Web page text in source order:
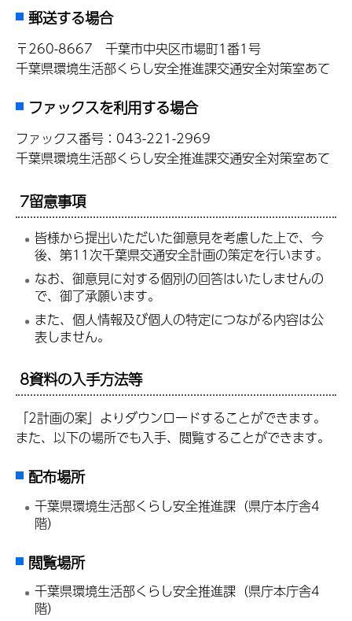
郵送する場合
〒260-8667 千葉市中央区市場町1番1号
千葉県環境生活部くらし安全推進課交通安全対策室あて
ファックスを利用する場合
ファックス番号：043-221-2969
千葉県環境生活部くらし安全推進課交通安全対策室あて
7留意事項
皆様から提出いただいた御意見を考慮した上で、今
後、第11次千葉県交通安全計画の策定を行います。
なお、御意見に対する個別の回答はいたしませんの
で、御了承願います。
また、個人情報及び個人の特定につながる内容は公
表しません。
8資料の入手方法等
「2計画の案」よりダウンロードすることができます。
また、以下の場所でも入手、閲覧することができます。
配布場所
千葉県環境生活部くらし安全推進課（県庁本庁舎4
階）
閲覧場所
千葉県環境生活部くらし安全推進課（県庁本庁舎4
階）